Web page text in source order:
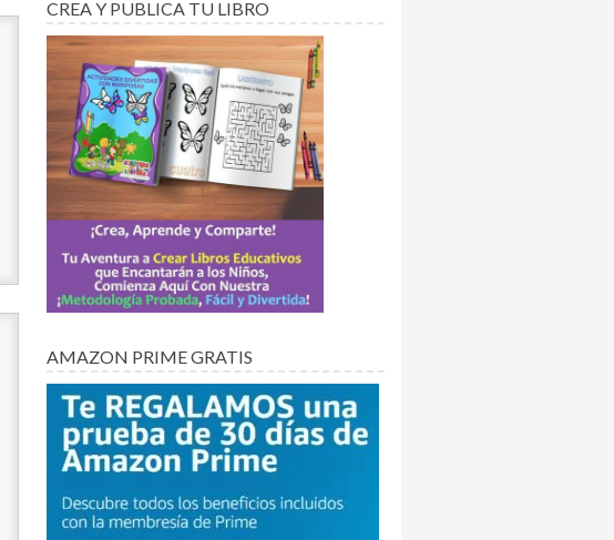
CREA Y PUBLICA TU LIBRO
AMAZON PRIME GRATIS